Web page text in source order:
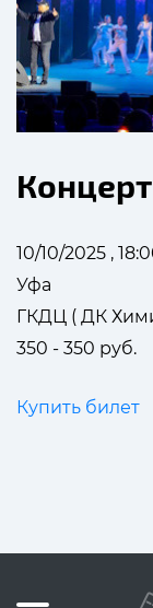
10/10/2025 ,
Уфа
ГКДЦ ( ДК
350 - 350 руб.
Купить билет